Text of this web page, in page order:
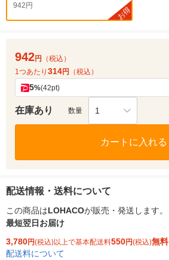
942円
お得
942円
（税込）
1つあたり 314円 （税込）
5%(42pt)
在庫あり 数量 1
カートに入れる
配送情報・送料について
この商品はLOHACOが販売・発送します。
最短翌日お届け
3,780円(税込)以上で基本配送料550円(税込)無料
配送料について